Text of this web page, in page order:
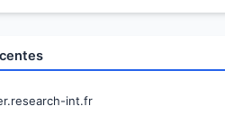
int.fr